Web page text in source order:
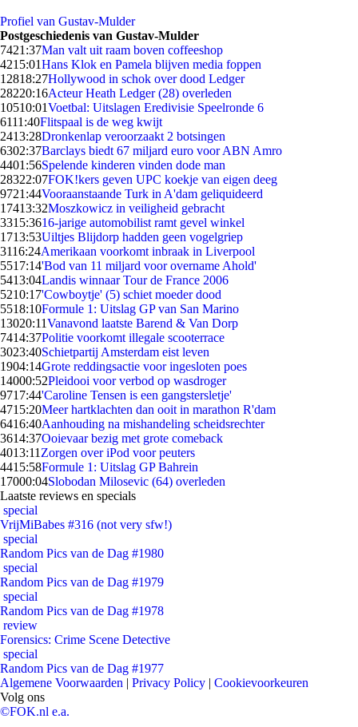
Profiel van Gustav-Mulder
Postgeschiedenis van Gustav-Mulder
7421:37Man valt uit raam boven coffeeshop
4215:01Hans Klok en Pamela blijven media foppen
12818:27Hollywood in schok over dood Ledger
28220:16Acteur Heath Ledger (28) overleden
10510:01Voetbal: Uitslagen Eredivisie Speelronde 6
6111:40Flitspaal is de weg kwijt
2413:28Dronkenlap veroorzaakt 2 botsingen
6302:37Barclays biedt 67 miljard euro voor ABN Amro
4401:56Spelende kinderen vinden dode man
28322:07FOK!kers geven UPC koekje van eigen deeg
9721:44Vooraanstaande Turk in A'dam geliquideerd
17413:32Moszkowicz in veiligheid gebracht
3315:3616-jarige automobilist ramt gevel winkel
1713:53Uiltjes Blijdorp hadden geen vogelgriep
3116:24Amerikaan voorkomt inbraak in Liverpool
5517:14'Bod van 11 miljard voor overname Ahold'
5413:04Landis winnaar Tour de France 2006
5210:17'Cowboytje' (5) schiet moeder dood
5518:10Formule 1: Uitslag GP van San Marino
13020:11Vanavond laatste Barend & Van Dorp
7414:37Politie voorkomt illegale scooterrace
3023:40Schietpartij Amsterdam eist leven
1904:14Grote reddingsactie voor ingesloten poes
14000:52Pleidooi voor verbod op wasdroger
9717:44'Caroline Tensen is een gangstersletje'
4715:20Meer hartklachten dan ooit in marathon R'dam
6416:40Aanhouding na mishandeling scheidsrechter
3614:37Ooievaar bezig met grote comeback
4013:11 Zorgen over iPod voor peuters
4415:58Formule 1: Uitslag GP Bahrein
17000:04Slobodan Milosevic (64) overleden
Laatste reviews en specials
special
VrijMiBabes #316 (not very sfw!)
special
Random Pics van de Dag #1980
special
Random Pics van de Dag #1979
special
Random Pics van de Dag #1978
review
Forensics: Crime Scene Detective
special
Random Pics van de Dag #1977
Algemene Voorwaarden | Privacy Policy | Cookievoorkeuren
Volg ons
©FOK.nl e.a.